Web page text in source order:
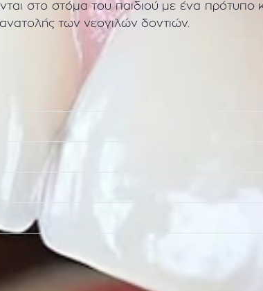
στο στόμα του παιδιού με ένα
των νεογιλών δοντιών.